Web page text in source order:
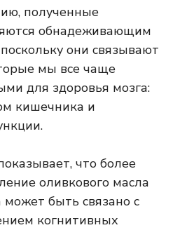
полученные
обнадеживающим
они связывают
мы все чаще
для здоровья мозга:
кишечника и
что более
оливкового масла
быть связано с
когнитивных